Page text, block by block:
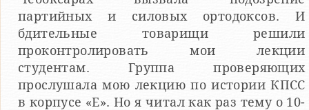
партийных и силовых ортодоксов. И
бдительные товарищи решили
проконтролировать мои лекции
студентам. Группа проверяющих
прослушала мою лекцию по истории КПСС
в корпусе «Е». Но я читал как раз тему о 10-